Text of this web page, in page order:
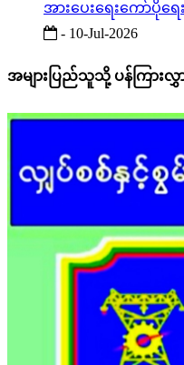
အားပေးရေးကော်ပိုရ
- 10-Jul-2026
အများပြည်သူသို့ ပန်ကြားလွှ